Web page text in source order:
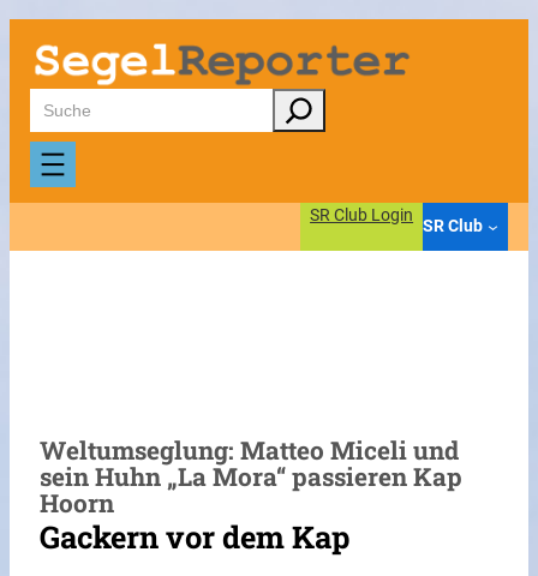
Zum
Inhalt
springen
Suchen
SR Club Login
SR Club
Weltumseglung: Matteo Miceli und
sein Huhn „La Mora“ passieren Kap
Hoorn
Gackern vor dem Kap